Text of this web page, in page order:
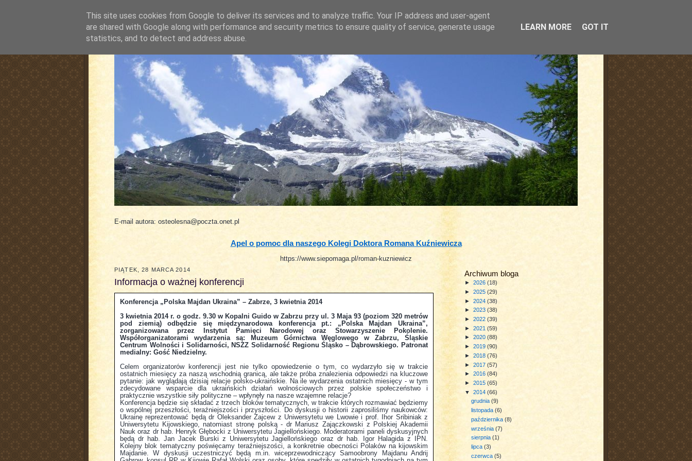
pluskiewicz.blogspot.com
E-mail autora: osteolesna@poczta.onet.pl
Apel o pomoc dla naszego Kolegi Doktora Romana Kuźniewicza
https://www.siepomaga.pl/roman-kuzniewicz
Archiwum bloga
► 2026 (18)
► 2025 (29)
► 2024 (38)
► 2023 (38)
► 2022 (39)
► 2021 (59)
► 2020 (88)
► 2019 (90)
► 2018 (76)
► 2017 (57)
► 2016 (84)
► 2015 (65)
▼ 2014 (66)
grudnia(9)
listopada(6)
października(8)
września(7)
sierpnia(1)
lipca(3)
czerwca(5)
PIĄTEK, 28 MARCA 2014
Informacja o ważnej konferencji
Konferencja „Polska Majdan Ukraina” – Zabrze, 3 kwietnia 2014
3 kwietnia 2014 r. o godz. 9.30 w Kopalni Guido w Zabrzu przy ul. 3 Maja 93 (poziom 320 metrów
pod ziemią) odbędzie się międzynarodowa konferencja pt.: „Polska Majdan Ukraina”,
zorganizowana przez Instytut Pamięci Narodowej oraz Stowarzyszenie Pokolenie.
Współorganizatorami wydarzenia są: Muzeum Górnictwa Węglowego w Zabrzu, Śląskie
Centrum Wolności i Solidarności, NSZZ Solidarność Regionu Śląsko – Dąbrowskiego. Patronat
medialny: Gość Niedzielny.
Celem organizatorów konferencji jest nie tylko opowiedzenie o tym, co wydarzyło się w trakcie
ostatnich miesięcy za naszą wschodnią granicą, ale także próba znalezienia odpowiedzi na kluczowe
pytanie: jak wyglądają dzisiaj relacje polsko-ukraińskie. Na ile wydarzenia ostatnich miesięcy - w tym
zdecydowane wsparcie dla ukraińskich działań wolnościowych przez polskie społeczeństwo i
praktycznie wszystkie siły polityczne – wpłynęły na nasze wzajemne relacje?
Konferencja będzie się składać z trzech bloków tematycznych, w trakcie których rozmawiać będziemy
o wspólnej przeszłości, teraźniejszości i przyszłości. Do dyskusji o historii zaprosiliśmy naukowców:
Ukrainę reprezentować będą dr Oleksander Zajcew z Uniwersytetu we Lwowie i prof. Ihor Sribiniak z
Uniwersytetu Kijowskiego, natomiast stronę polską - dr Mariusz Zajączkowski z Polskiej Akademii
Nauk oraz dr hab. Henryk Głębocki z Uniwersytetu Jagiellońskiego. Moderatorami paneli dyskusyjnych
będą dr hab. Jan Jacek Burski z Uniwersytetu Jagiellońskiego oraz dr hab. Igor Halagida z IPN.
Kolejny blok tematyczny poświęcamy teraźniejszości, a konkretnie obecności Polaków na kijowskim
Majdanie. W dyskusji uczestniczyć będą m.in. wiceprzewodniczący Samoobrony Majdanu Andrij
This site uses cookies from Google to deliver its services and to analyze traffic. Your IP address and user-agent
are shared with Google along with performance and security metrics to ensure quality of service, generate usage
statistics, and to detect and address abuse.
LEARN MORE GOT IT